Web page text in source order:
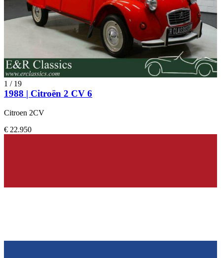
1 / 19
1988 | Citroën 2 CV 6
Citroen 2CV
€ 22.950